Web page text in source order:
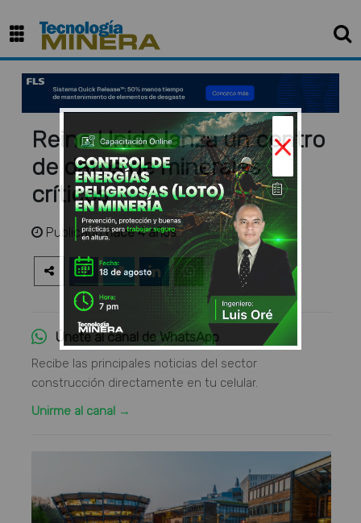
Reino Unido lanza un centro
de datos de minerales
críticos
Publicadohace 4 años
Únete al canal de WhatsApp
Recibe las principales noticias del sector
construcción directamente en tu celular.
Unirme al canal →
×